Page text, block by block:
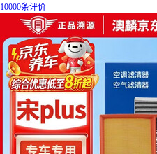
10000条评价